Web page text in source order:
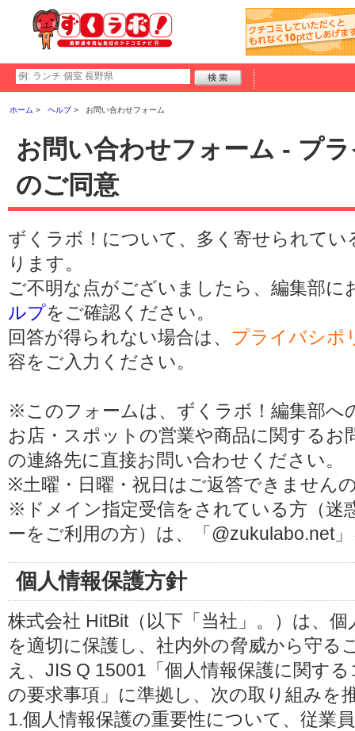
ホーム ヘルプ お問い合わせフォーム
お問い合わせフォーム - プ
のご同意
ずくラボ！について、多く寄せられてい
ります。
ご不明な点がございましたら、編集部
ルプをご確認ください。
回答が得られない場合は、 プライバシポ
容をご入力ください。
※このフォームは、ずくラボ！編集部へ
お店・スポットの営業や商品に関する
の連絡先に直接お問い合わせください。
※土曜・日曜・祝日はご返答できません
※ドメイン指定受信をされている方（迷
ーをご利用の方）は、「@zukulabo.net
個人情報保護方針
株式会社 HitBit（以下「当社」。）は、
を適切に保護し、社内外の脅威から守る
え、JIS Q 15001「個人情報保護に関す
の要求事項」に準拠し、次の取り組みを
1.個人情報保護の重要性について、従業